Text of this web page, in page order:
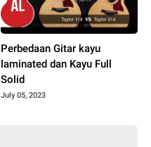
Perbedaan Gitar kayu
laminated dan Kayu Full
Solid
July 05, 2023